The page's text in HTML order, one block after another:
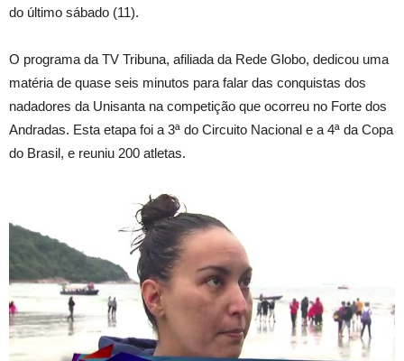
do último sábado (11).
O programa da TV Tribuna, afiliada da Rede Globo, dedicou uma
matéria de quase seis minutos para falar das conquistas dos
nadadores da Unisanta na competição que ocorreu no Forte dos
Andradas. Esta etapa foi a 3ª do Circuito Nacional e a 4ª da Copa
do Brasil, e reuniu 200 atletas.